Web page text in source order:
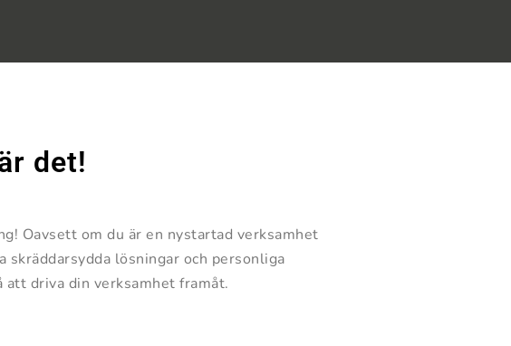
det!
Oavsett om du är en nystartad verksamhet
lösningar och personliga
driva din verksamhet framåt.